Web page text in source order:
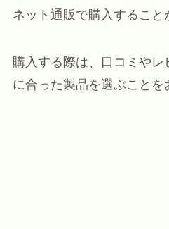
ネット通販で購入すること
購入する際は、口コミや
に合った製品を選ぶことを